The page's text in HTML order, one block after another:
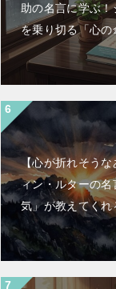
助の名言に学ぶ
を乗り切る「心の
【心が折れそう
ィン・ルターの
気」が教えてくれ